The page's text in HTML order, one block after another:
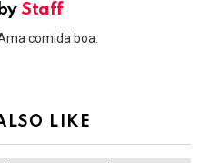
Staff
comida boa.
LIKE